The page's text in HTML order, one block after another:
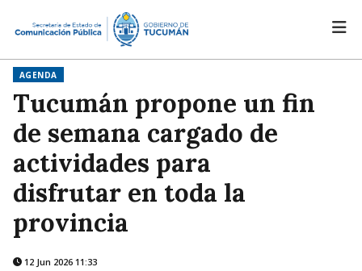
AGENDA
Tucumán propone un fin
de semana cargado de
actividades para
disfrutar en toda la
provincia
12 Jun 2026 11:33